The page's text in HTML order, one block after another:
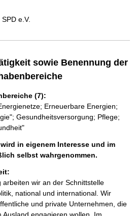
e.V.
sowie Benennung der
(7):
Erneuerbare Energien;
Gesundheitsversorgung; Pflege;
in eigenem Interesse und im
selbst wahrgenommen.
wir an der Schnittstelle
national und international. Wir
und private Unternehmen, die